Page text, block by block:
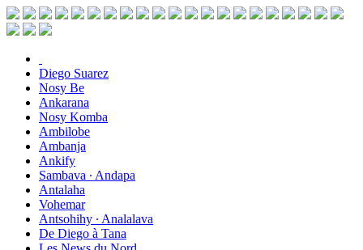
Diego Suarez
Nosy Be
Ankarana
Nosy Komba
Ambilobe
Ambanja
Ankify
Sambava ∙ Andapa
Antalaha
Vohemar
Antsohihy ∙ Analalava
De Diego à Tana